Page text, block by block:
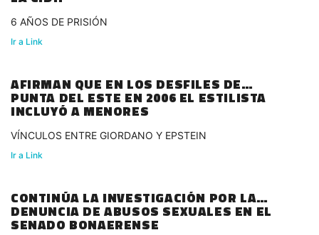
6 AÑOS DE PRISIÓN
Ir a Link
AFIRMAN QUE EN LOS DESFILES DE
PUNTA DEL ESTE EN 2006 EL ESTILISTA
INCLUYÓ A MENORES
VÍNCULOS ENTRE GIORDANO Y EPSTEIN
Ir a Link
CONTINÚA LA INVESTIGACIÓN POR LA
DENUNCIA DE ABUSOS SEXUALES EN EL
SENADO BONAERENSE